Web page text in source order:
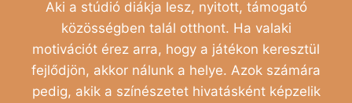
Aki a stúdió diákja lesz, nyitott, támogató
közösségben talál otthont. Ha valaki
motivációt érez arra, hogy a játékon keresztül
fejlődjön, akkor nálunk a helye. Azok számára
pedig, akik a színészetet hivatásként képzelik